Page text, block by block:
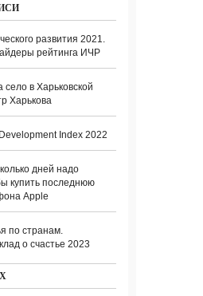
развития 2021.
рейтинга ИЧР
в Харьковской
Харькова
Index 2022
дней надо
купить последнюю
Apple
по странам.
о счастье 2023